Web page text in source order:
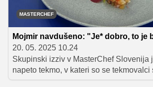
MASTERCHEF
Mojmir navdušeno: "Je* dobro, to je
20. 05. 2025 10.24
Skupinski izziv v MasterChef Slovenija
napeto tekmo, v kateri so se tekmovalci
pripravo kompleksnih jedi pod